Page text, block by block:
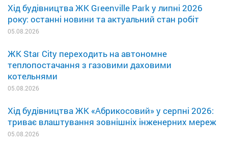
Хід будівництва ЖК Greenville Park у липні 2026
року: останні новини та актуальний стан робіт
05.08.2026
ЖК Star City переходить на автономне
теплопостачання з газовими даховими
котельнями
05.08.2026
Хід будівництва ЖК «Абрикосовий» у серпні 2026:
триває влаштування зовнішніх інженерних мереж
05.08.2026